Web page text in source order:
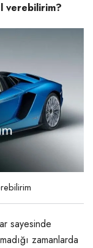
verebilirim?
sayesinde
zamanlarda